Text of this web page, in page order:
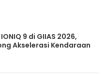
9 di GIIAS 2026,
Akselerasi Kendaraan